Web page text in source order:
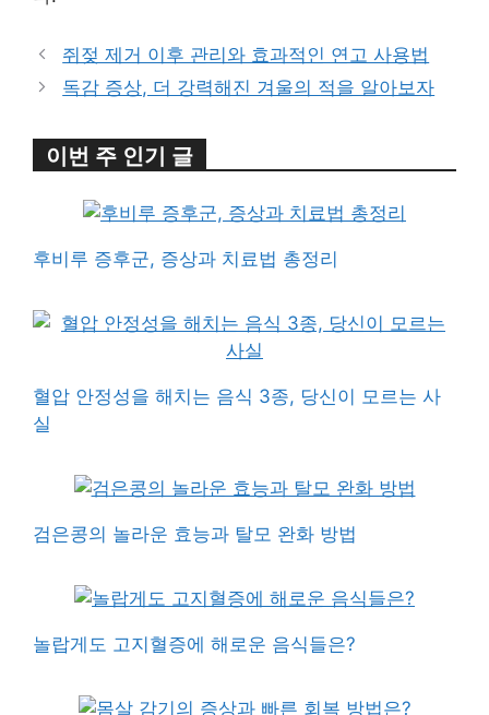
쥐젖 제거 이후 관리와 효과적인 연고 사용법
독감 증상, 더 강력해진 겨울의 적을 알아보자
이번 주 인기 글
후비루 증후군, 증상과 치료법 총정리
혈압 안정성을 해치는 음식 3종, 당신이 모르는 사
실
검은콩의 놀라운 효능과 탈모 완화 방법
놀랍게도 고지혈증에 해로운 음식들은?